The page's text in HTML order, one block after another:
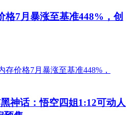
格7月暴涨至基准448%，创
神话：悟空四姐1:12可动人